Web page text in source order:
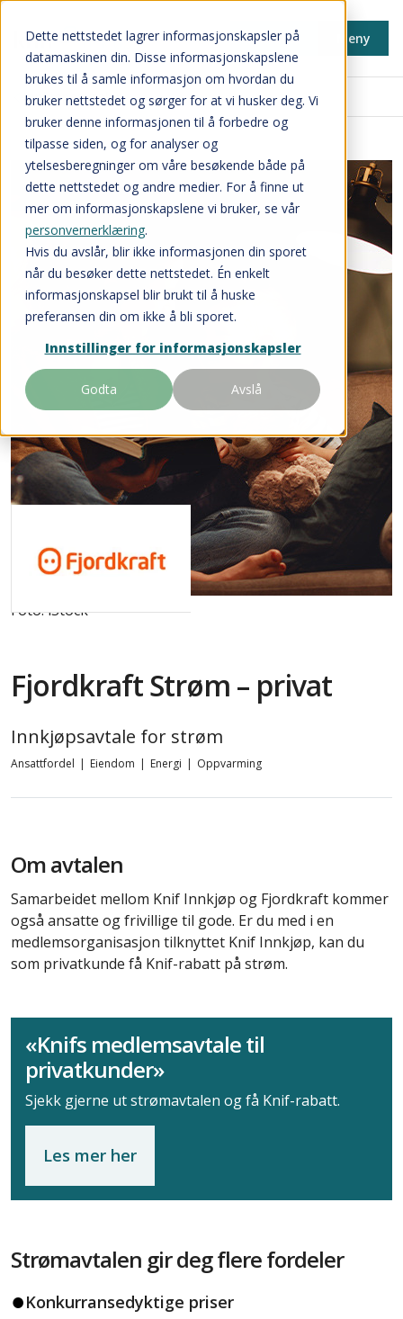
Dette nettstedet lagrer informasjonskapsler på
datamaskinen din. Disse informasjonskapslene
brukes til å samle informasjon om hvordan du
bruker nettstedet og sørger for at vi husker deg. Vi
bruker denne informasjonen til å forbedre og
tilpasse siden, og for analyser og
ytelsesberegninger om våre besøkende både på
dette nettstedet og andre medier. For å finne ut
mer om informasjonskapslene vi bruker, se vår
personvernerklæring.
Hvis du avslår, blir ikke informasjonen din sporet
når du besøker dette nettstedet. Én enkelt
informasjonskapsel blir brukt til å huske
preferansen din om ikke å bli sporet.
Innstillinger for informasjonskapsler
Godta Avslå
Min side Meny
Innkjøpsavtaler
Foto: iStock
Fjordkraft Strøm – privat
Innkjøpsavtale for strøm
Ansattfordel | Eiendom | Energi | Oppvarming
Om avtalen
Samarbeidet mellom Knif Innkjøp og Fjordkraft kommer
også ansatte og frivillige til gode. Er du med i en
medlemsorganisasjon tilknyttet Knif Innkjøp, kan du
som privatkunde få Knif-rabatt på strøm.
«Knifs medlemsavtale til
privatkunder»
Sjekk gjerne ut strømavtalen og få Knif-rabatt.
Les mer her
Strømavtalen gir deg flere fordeler
Konkurransedyktige priser